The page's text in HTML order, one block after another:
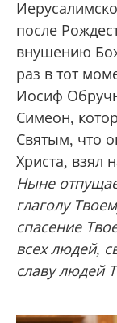
после
внушению
раз в тот
Иосиф
Симеон,
Святым, что
Христа, взял
Ныне
глаголу
спасение
всех людей,
славу людей